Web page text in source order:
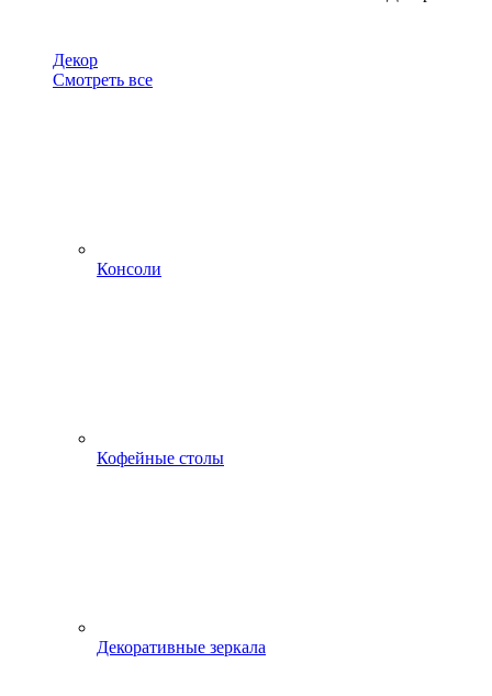
Декор
Смотреть все
Консоли
Кофейные столы
Декоративные зеркала